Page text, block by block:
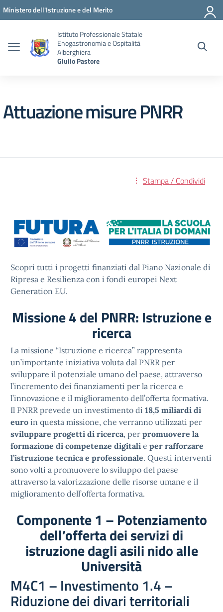
Vai ai contenuti
Vai al menu di navigazione
Vai al footer
Ministero dell'Istruzione e del Merito
Istituto Professionale Statale
Enogastronomia e Ospitalità
Alberghiera
Giulio Pastore
Attuazione misure PNRR
Stampa / Condividi
Scopri tutti i progetti finanziati dal Piano Nazionale di
Ripresa e Resilienza con i fondi europei Next
Generation EU.
Missione 4 del PNRR: Istruzione e
ricerca
La missione “Istruzione e ricerca” rappresenta
un’importante iniziativa voluta dal PNRR per
sviluppare il potenziale umano del paese, attraverso
l’incremento dei finanziamenti per la ricerca e
l’innovazione e il miglioramento dell’offerta formativa.
Il PNRR prevede un investimento di 18,5 miliardi di
euro in questa missione, che verranno utilizzati per
sviluppare progetti di ricerca, per promuovere la
formazione di competenze digitali e per rafforzare
l’istruzione tecnica e professionale. Questi interventi
sono volti a promuovere lo sviluppo del paese
attraverso la valorizzazione delle risorse umane e il
miglioramento dell’offerta formativa.
Componente 1 – Potenziamento
dell’offerta dei servizi di
istruzione dagli asili nido alle
Università
M4C1 – Investimento 1.4 –
Riduzione dei divari territoriali